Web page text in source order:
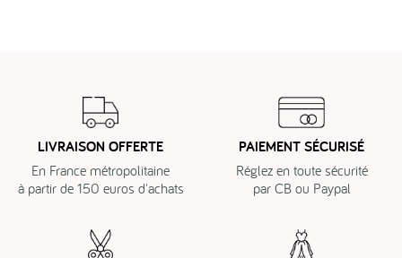
LIVRAISON OFFERTE
En France métropolitaine
à partir de 150 euros d'achats
PAIEMENT SÉCURISÉ
Réglez en toute sécurité
par CB ou Paypal